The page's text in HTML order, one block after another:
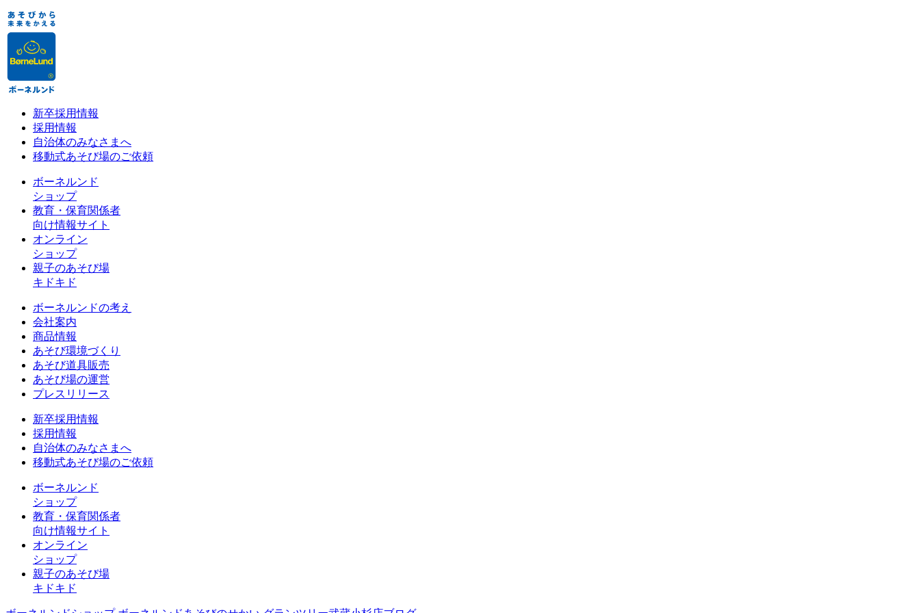
新卒採用情報
採用情報
自治体のみなさまへ
移動式あそび場のご依頼
ボーネルンド
ショップ
教育・保育関係者
向け情報サイト
オンライン
ショップ
親子のあそび場
キドキド
ボーネルンドの考え
会社案内
商品情報
あそび環境づくり
あそび道具販売
あそび場の運営
プレスリリース
新卒採用情報
採用情報
自治体のみなさまへ
移動式あそび場のご依頼
ボーネルンド
ショップ
教育・保育関係者
向け情報サイト
オンライン
ショップ
親子のあそび場
キドキド